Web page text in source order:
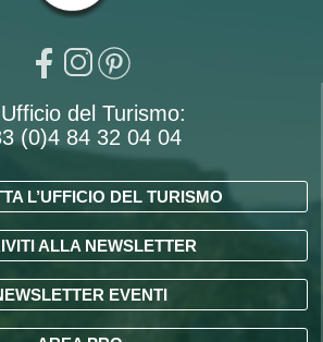
Ufficio del Turismo:
(0)4 84 32 04 04
L’UFFICIO DEL TURISMO
ALLA NEWSLETTER
EVENTI